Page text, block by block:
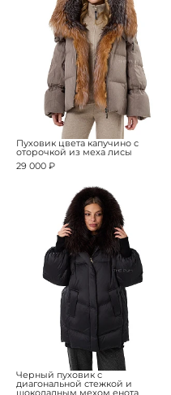
Пуховик цвета капучино с
оторочкой из меха лисы
29 000 ₽
Черный пуховик с
диагональной стежкой и
шоколадным мехом енота